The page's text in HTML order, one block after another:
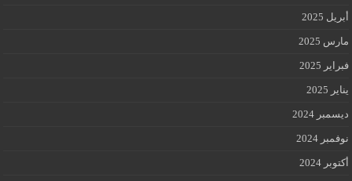
أبريل 2025
مارس 2025
فبراير 2025
يناير 2025
ديسمبر 2024
نوفمبر 2024
أكتوبر 2024